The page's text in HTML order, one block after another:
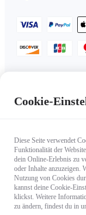
Copyright © 2025
Cookie-
Diese Seite verwendet
Funktionalität der
dein Online-Erlebnis zu
oder Inhalte anzuzeigen.
Nutzung von Cookies
kannst deine Cookie-
klickst. Weitere
zu ändern, findest du in